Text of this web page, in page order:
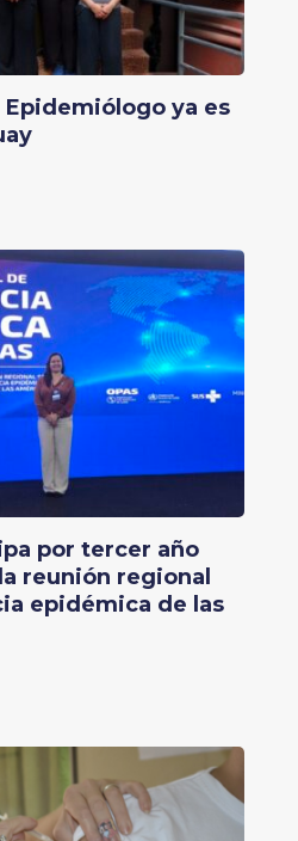
Epidemiólogo ya es
por tercer año
reunión regional
epidémica de las